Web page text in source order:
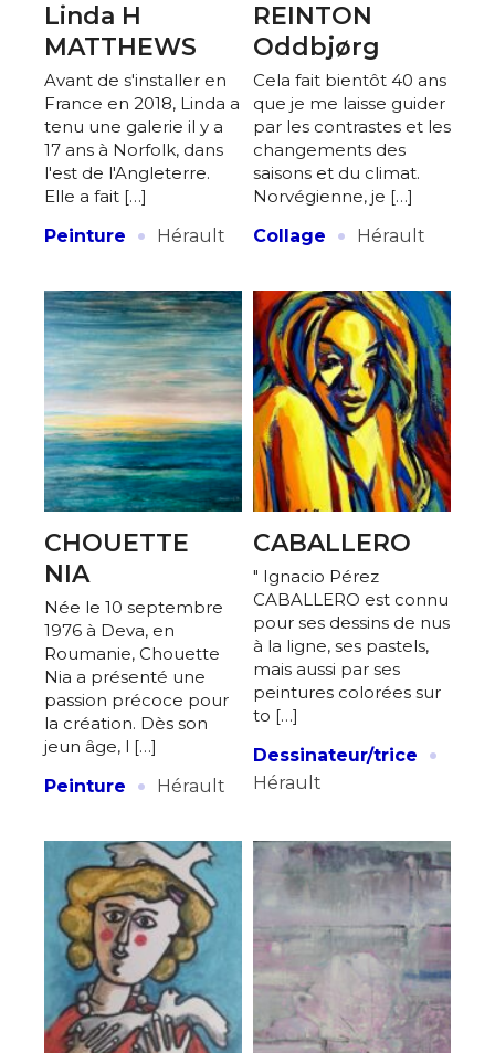
Adresse email*
Nom
Prénom
Statut / Organisation
J'accepte les termes et conditions
* Champ obligatoire
Adresse email*
Nom
Prénom
Statut / Organisation
J'accepte les termes et conditions
Linda H
MATTHEWS
Avant de s'installer en
France en 2018, Linda a
tenu une galerie il y a
17 ans à Norfolk, dans
l'est de l'Angleterre.
Elle a fait […]
Peinture
· Hérault
REINTON
Oddbjørg
Cela fait bientôt 40 ans
que je me laisse guider
par les contrastes et les
changements des
saisons et du climat.
Norvégienne, je […]
Collage
· Hérault
CHOUETTE
NIA
Née le 10 septembre
1976 à Deva, en
Roumanie, Chouette
Nia a présenté une
passion précoce pour
la création. Dès son
jeun âge, l […]
Peinture
· Hérault
CABALLERO
" Ignacio Pérez
CABALLERO est connu
pour ses dessins de nus
à la ligne, ses pastels,
mais aussi par ses
peintures colorées sur
to […]
Dessinateur/trice
·
Hérault